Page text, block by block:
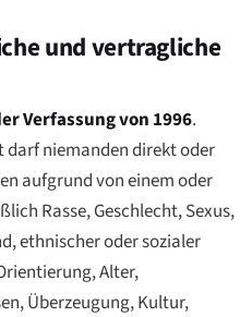
und vertragliche
Verfassung von 1996.
darf niemanden direkt oder
aufgrund von einem oder
Rasse, Geschlecht, Sexus,
ethnischer oder sozialer
Alter,
Überzeugung, Kultur,